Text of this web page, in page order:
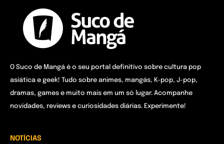
O Suco de Mangá é o seu portal definitivo sobre cultura pop
asiática e geek! Tudo sobre animes, mangás, K-pop, J-pop,
dramas, games e muito mais em um só lugar. Acompanhe
novidades, reviews e curiosidades diárias. Experimente!
NOTÍCIAS